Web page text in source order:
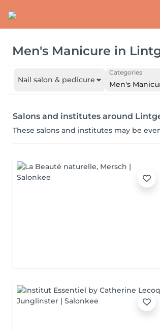
Men's Manicure in
Nail salon & pedicure
Categories
Men's
Salons and institutes around
These salons and institutes may be